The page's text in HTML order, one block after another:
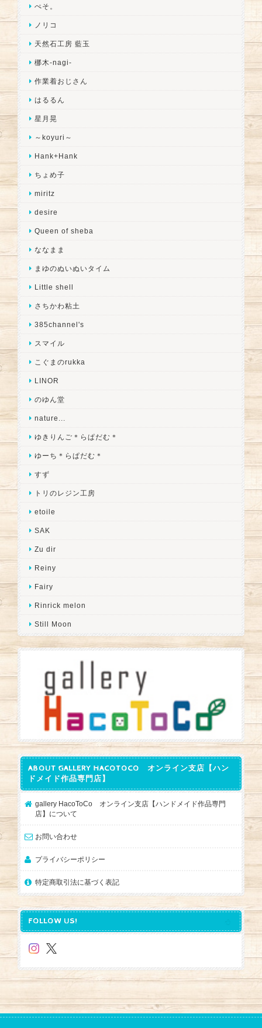
ぺそ。
ノリコ
天然石工房 藍玉
梛木-nagi-
作業着おじさん
はるるん
星月晃
～koyuri～
Hank+Hank
ちょめ子
miritz
desire
Queen of sheba
ななまま
まゆのぬいぬいタイム
Little shell
さちかわ粘土
385channel's
スマイル
こぐまのrukka
LINOR
のゆん堂
nature...
ゆきりんご＊らぱだむ＊
ゆーち＊らぱだむ＊
すず
トリのレジン工房
etoile
SAK
Zu dir
Reiny
Fairy
Rinrick melon
Still Moon
ABOUT GALLERY HACOTOCO オンライン支店【ハン
ドメイド作品専門店】
gallery HacoToCo オンライン支店【ハンドメイド作品専門
店】について
お問い合わせ
プライバシーポリシー
特定商取引法に基づく表記
FOLLOW US!